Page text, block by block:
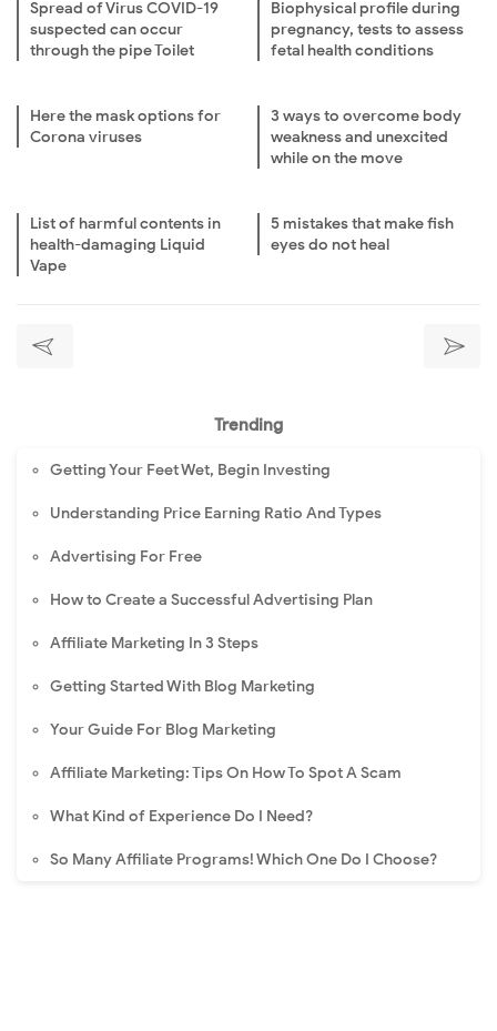
Spread of Virus COVID-19
suspected can occur
through the pipe Toilet
Biophysical profile during
pregnancy, tests to assess
fetal health conditions
Here the mask options for
Corona viruses
3 ways to overcome body
weakness and unexcited
while on the move
List of harmful contents in
health-damaging Liquid
Vape
5 mistakes that make fish
eyes do not heal
Trending
Getting Your Feet Wet, Begin Investing
Understanding Price Earning Ratio And Types
Advertising For Free
How to Create a Successful Advertising Plan
Affiliate Marketing In 3 Steps
Getting Started With Blog Marketing
Your Guide For Blog Marketing
Affiliate Marketing: Tips On How To Spot A Scam
What Kind of Experience Do I Need?
So Many Affiliate Programs! Which One Do I Choose?